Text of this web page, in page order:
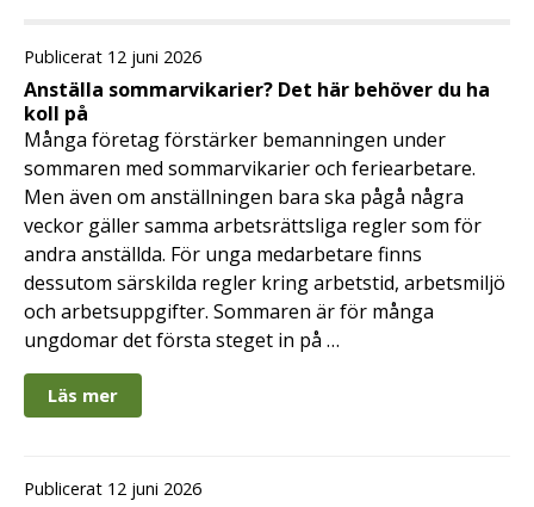
Publicerat 12 juni 2026
Anställa sommarvikarier? Det här behöver du ha
koll på
Många företag förstärker bemanningen under
sommaren med sommarvikarier och feriearbetare.
Men även om anställningen bara ska pågå några
veckor gäller samma arbetsrättsliga regler som för
andra anställda. För unga medarbetare finns
dessutom särskilda regler kring arbetstid, arbetsmiljö
och arbetsuppgifter. Sommaren är för många
ungdomar det första steget in på …
Läs mer
Publicerat 12 juni 2026